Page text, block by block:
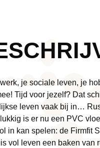
je sociale leven, je
Tijd voor jezelf? Dat
leven vaak bij in…
is er nu een PVC
in kan spelen: de Firmfit
vol leven een baken van